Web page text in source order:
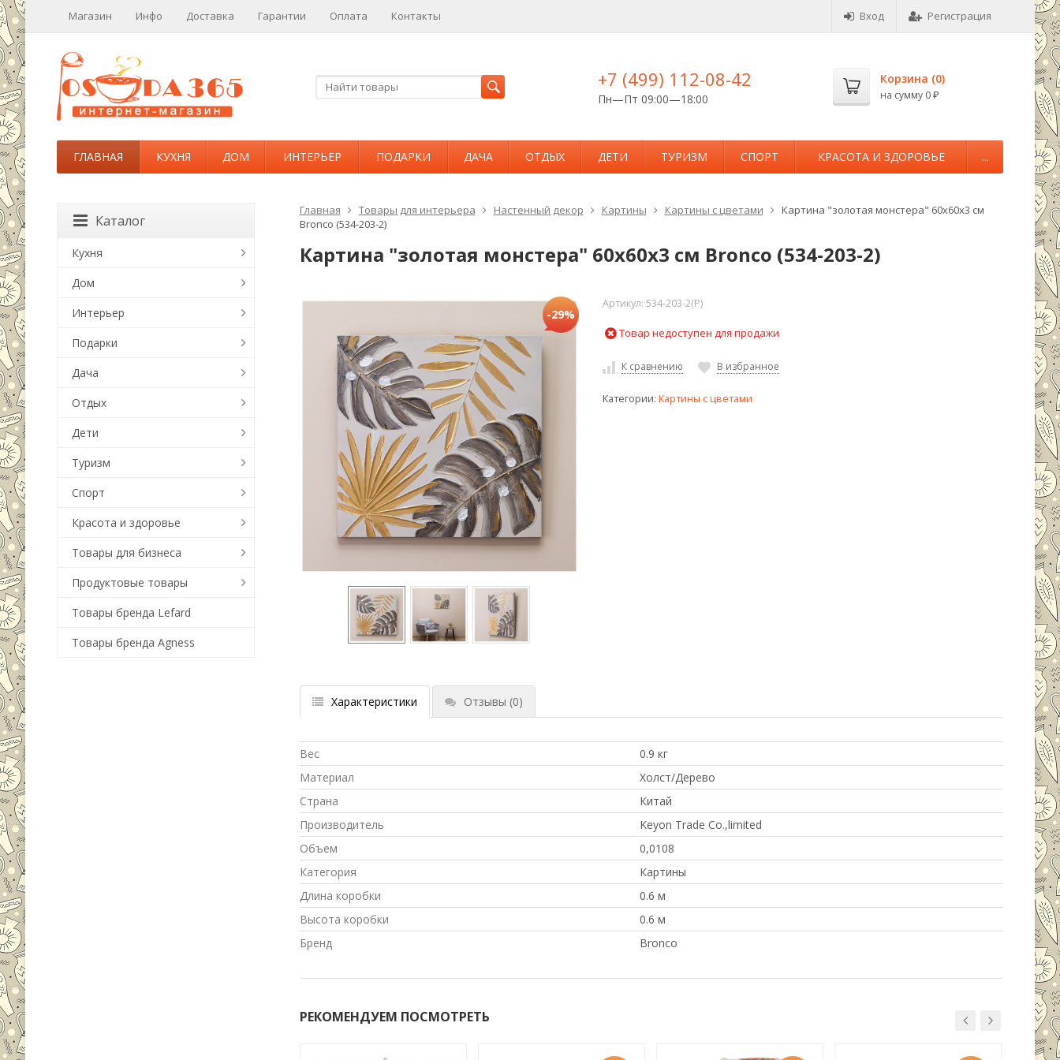
Магазин Инфо Доставка Гарантии Оплата Контакты Вход Регистрация
+7 (499) 112-08-42
Пн—Пт 09:00—18:00
Корзина (0)
на сумму 0 ₽
ГЛАВНАЯ КУХНЯ ДОМ ИНТЕРЬЕР ПОДАРКИ ДАЧА ОТДЫХ ДЕТИ ТУРИЗМ СПОРТ КРАСОТА И ЗДОРОВЬЕ ...
Главная Товары для интерьера Настенный декор Картины Картины с цветами
Картина "золотая монстера" 60х60х3 см
Bronco (534-203-2)
Картина "золотая монстера" 60х60х3 см Bronco (534-203-2)
-29%
Артикул: 534-203-2(P)
Товар недоступен для продажи
К сравнению В избранное
Категории: Картины с цветами
Характеристики Отзывы (0)
Вес
0.9 кг
Материал
Холст/Дерево
Страна
Китай
Производитель
Keyon Trade Co.,limited
Объем
0,0108
Категория
Картины
Длина коробки
0.6 м
Высота коробки
0.6 м
Бренд
Bronco
РЕКОМЕНДУЕМ ПОСМОТРЕТЬ
Каталог
Кухня
Дом
Интерьер
Подарки
Дача
Отдых
Дети
Туризм
Спорт
Красота и здоровье
Товары для бизнеса
Продуктовые товары
Товары бренда Lefard
Товары бренда Agness